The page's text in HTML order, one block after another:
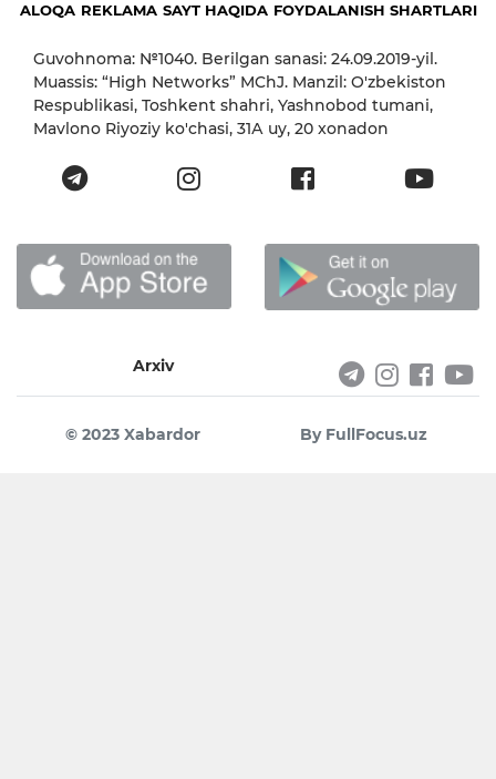
ALOQA REKLAMA SAYT HAQIDA FOYDALANISH SHARTLARI
Guvohnoma: №1040. Berilgan sanasi: 24.09.2019-yil.
Muassis: “High Networks” MChJ. Manzil: O'zbekiston
Respublikasi, Toshkent shahri, Yashnobod tumani,
Mavlono Riyoziy ko'chasi, 31А uy, 20 xonadon
Arxiv
© 2023 Xabardor By FullFocus.uz